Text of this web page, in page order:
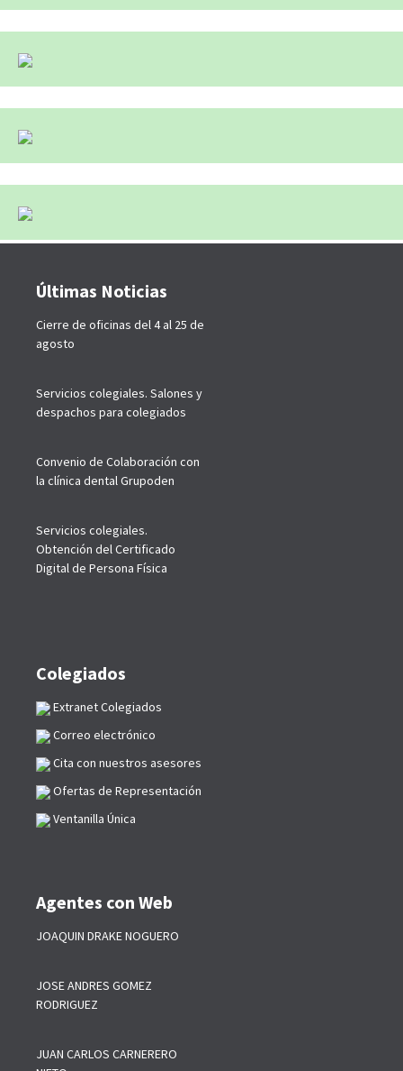
Últimas Noticias
Cierre de oficinas del 4 al 25 de
agosto
Servicios colegiales. Salones y
despachos para colegiados
Convenio de Colaboración con
la clínica dental Grupoden
Servicios colegiales.
Obtención del Certificado
Digital de Persona Física
Colegiados
Extranet Colegiados
Correo electrónico
Cita con nuestros asesores
Ofertas de Representación
Ventanilla Única
Agentes con Web
JOAQUIN DRAKE NOGUERO
JOSE ANDRES GOMEZ
RODRIGUEZ
JUAN CARLOS CARNERERO